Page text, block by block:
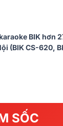
BIK hơn
(BIK CS-620,
SỐC